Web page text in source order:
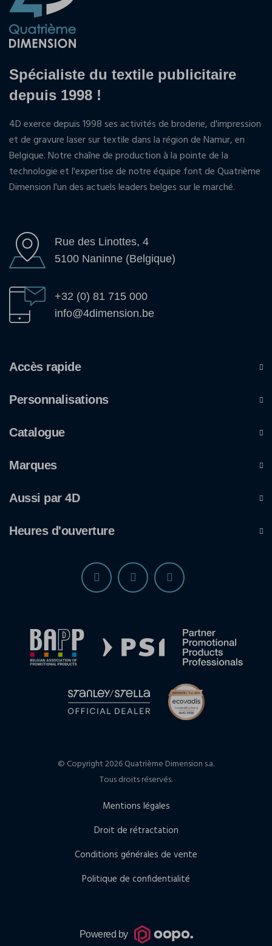
Spécialiste du textile publicitaire
depuis 1998 !
4D exerce depuis 1998 ses activités de broderie, d'impression
et de gravure laser sur textile dans la région de Namur, en
Belgique. Notre chaîne de production à la pointe de la
technologie et l'expertise de notre équipe font de Quatrième
Dimension l'un des actuels leaders belges sur le marché.
Rue des Linottes, 4
5100 Naninne (Belgique)
+32 (0) 81 715 000
info@4dimension.be
Accès rapide
Personnalisations
Catalogue
Marques
Aussi par 4D
Heures d'ouverture
© Copyright 2026 Quatrième Dimension s.a.
Tous droits réservés.
Mentions légales
Droit de rétractation
Conditions générales de vente
Politique de confidentialité
Powered by